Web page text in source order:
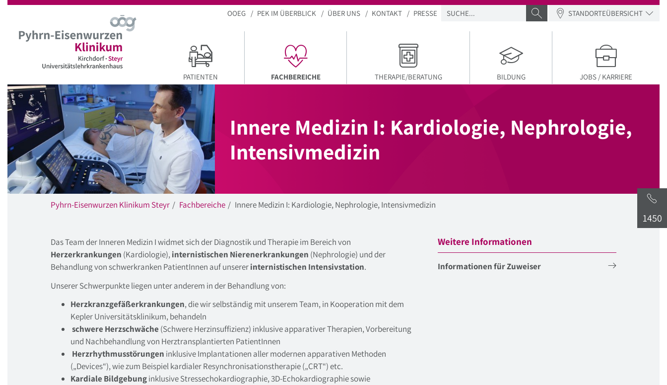
1450
OOEG PEK IM ÜBERBLICK ÜBER UNS KONTAKT PRESSE SUCHE SUCHE ABSENDEN
STANDORTEÜBERSICHT
PATIENTEN FACHBEREICHEAKTUELLER MENÜPUNKTTHERAPIE/BERATUNG BILDUNG JOBS / KARRIERE
Innere Medizin I: Kardiologie, Nephrologie,
Intensivmedizin
Pyhrn-Eisenwurzen Klinikum Steyr Fachbereiche Innere Medizin I: Kardiologie, Nephrologie, Intensivmedizin
Das Team der Inneren Medizin I widmet sich der Diagnostik und Therapie im Bereich von
Herzerkrankungen (Kardiologie),internistischen Nierenerkrankungen (Nephrologie) und der
Behandlung von schwerkranken PatientInnen auf unsererinternistischen Intensivstation.
Unserer Schwerpunkte liegen unter anderem in der Behandlung von:
Herzkranzgefäßerkrankungen, die wir selbständig mit unserem Team, in Kooperation mit dem
Kepler Universitätsklinikum, behandeln
schwere Herzschwäche (Schwere Herzinsuffizienz) inklusive apparativer Therapien, Vorbereitung
und Nachbehandlung von Herztransplantierten PatientInnen
Herzrhythmusstörungen inklusive Implantationen aller modernen apparativen Methoden
(„Devices“), wie zum Beispiel kardialer Resynchronisationstherapie („CRT“) etc.
Kardiale Bildgebunginklusive Stressechokardiographie, 3D-Echokardiographie sowie
Weitere Informationen
Informationen für Zuweiser